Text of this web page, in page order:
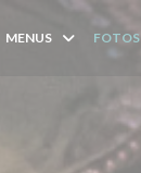
MENUS FOTOS